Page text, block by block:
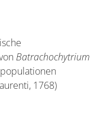
Batrachochytrium
1768)